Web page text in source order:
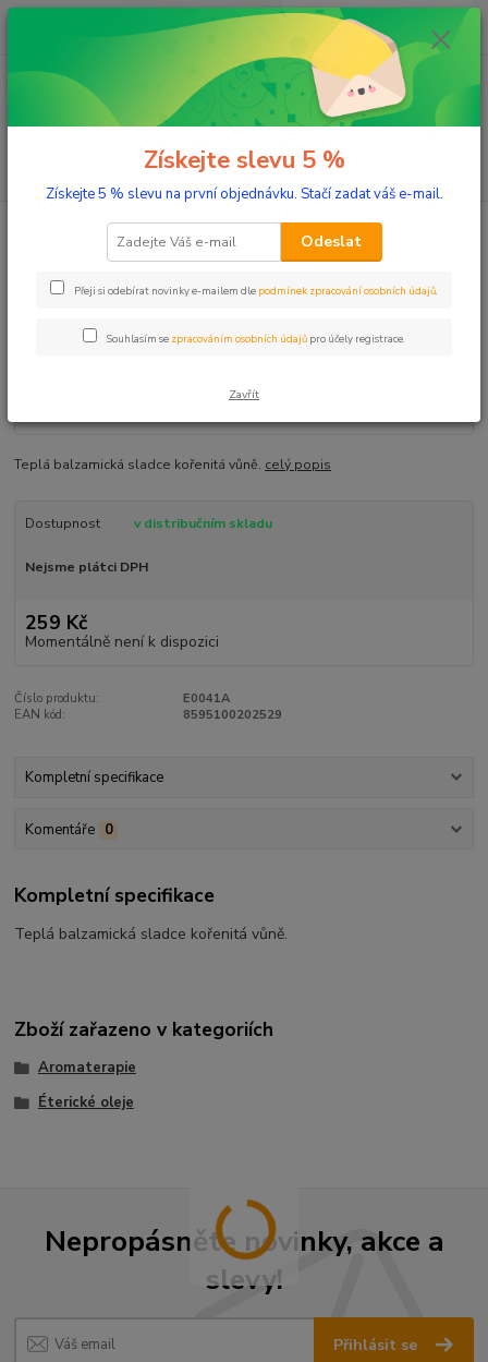
Menu
(Po-Pá, 10-17 hod.)
ks
0 Kč
Aromaterapie Éterické oleje Myrha 5 ml
Myrha 5 ml
Teplá balzamická sladce kořenitá vůně. celý popis
Dostupnost v distribučním skladu
Nejsme plátci DPH
259 Kč
Momentálně není k dispozici
Číslo produktu:
E0041A
EAN kód:
8595100202529
Kompletní specifikace
Komentáře 0
Kompletní specifikace
Teplá balzamická sladce kořenitá vůně.
Zboží zařazeno v kategoriích
Aromaterapie
Éterické oleje
Nepropásněte novinky, akce a
slevy!
Přihlásit se
Získejte slevu 5 %
Získejte 5 % slevu na první objednávku. Stačí zadat váš e-mail.
Odeslat
Přeji si odebírat novinky e-mailem dle podmínek zpracování osobních údajů.
Souhlasím se zpracováním osobních údajů pro účely registrace.
Zavřít